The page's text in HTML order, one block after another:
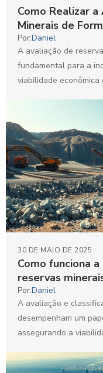
Como Realizar
Minerais de
Por:Daniel
A avaliação de
fundamental para a
viabilidade econômica
Como funciona
reservas
30 DE MAIO DE 2025
Por:Daniel
A avaliação e
desempenham um
assegurando a